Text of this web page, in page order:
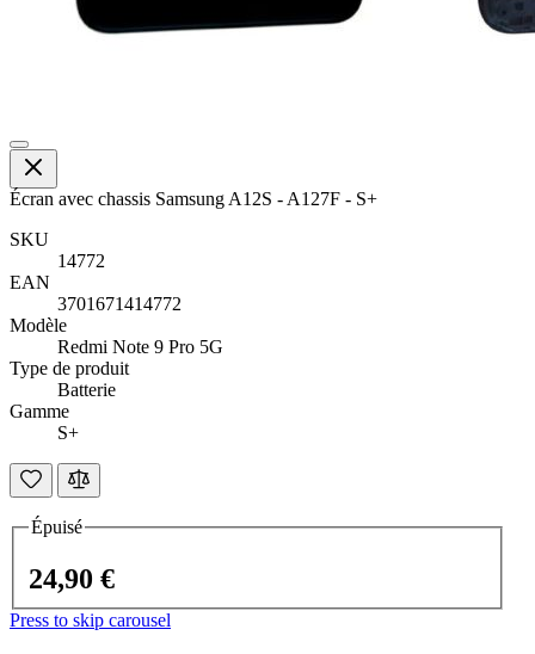
Écran avec chassis Samsung A12S - A127F - S+
SKU
14772
EAN
3701671414772
Modèle
Redmi Note 9 Pro 5G
Type de produit
Batterie
Gamme
S+
Épuisé
24,90 €
Press to skip carousel